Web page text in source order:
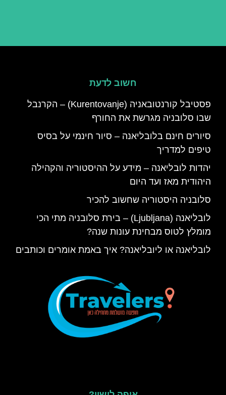
חשוב לדעת
פסטיבל קורנטובאניה (Kurentovanje) – הקרנבל
שבו סלובניה מגרשת את החורף
סיורים חינם בלובליאנה – סיור חינמי על בסיס
טיפים למדריך
יהדות לובליאנה – מידע על ההיסטוריה והקהילה
היהודית מאז ועד היום
סלובניה היסטוריה שחשוב להכיר
לובליאנה (Ljubljana) – בירת סלובניה מתי הכי
מומלץ לטוס מבחינת עונות שנה?
לובליאנה או ליובליאנה? איך באמת אומרים וכותבים